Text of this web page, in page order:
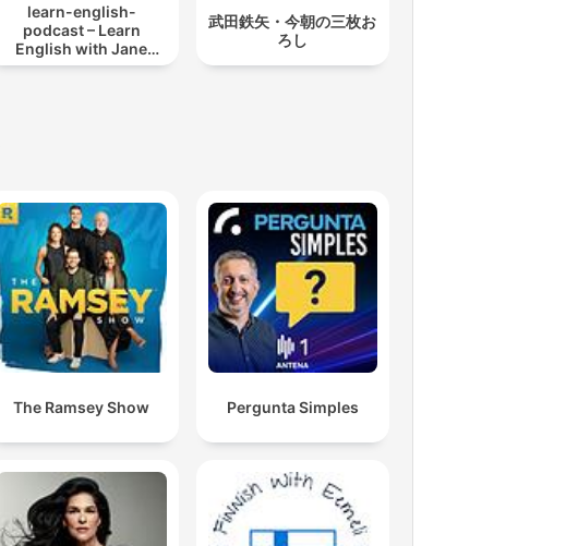
learn-english-
podcast – Learn
English with Jane
Austen
武田鉄矢・今朝の三枚お
ろし
The Ramsey Show Pergunta Simples